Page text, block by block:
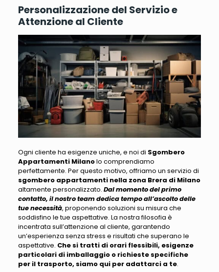
Personalizzazione del Servizio e
Attenzione al Cliente
Ogni cliente ha esigenze uniche, e noi di Sgombero
Appartamenti Milanolo comprendiamo
perfettamente. Per questo motivo, offriamo un servizio di
sgombero appartamenti nella zona Brera di Milano
altamente personalizzato. Dal momento del primo
contatto, il nostro team dedica tempo all’ascolto delle
tue necessità, proponendo soluzioni su misura che
soddisfino le tue aspettative. La nostra filosofia è
incentrata sull’attenzione al cliente, garantendo
un’esperienza senza stress e risultati che superano le
aspettative. Che si tratti di orari flessibili, esigenze
particolari di imballaggio o richieste specifiche
per il trasporto, siamo qui per adattarci a te.